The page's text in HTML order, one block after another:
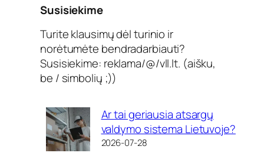
Susisiekime
Turite klausimų dėl turinio ir
norėtumėte bendradarbiauti?
Susisiekime: reklama/@/vll.lt. (aišku,
be / simbolių ;))
Ar tai geriausia atsargų
valdymo sistema Lietuvoje?
2026-07-28